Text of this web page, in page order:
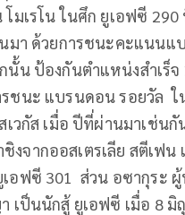
มเรโน ในศึก ยูเอฟซี 290
มา ด้วยการชนะคะแนนแ
นั้น ป้องกันตำแหน่งสำเร็จ
ชนะ แบรนดอน รอยวัล ใ
วกัส เมื่อ ปีที่ผ่านมาเช่นกั
จากออสเตรเลีย สตีเฟน
อฟซี 301 ส่วน อซากุระ ผู้
เป็นนักสู้ ยูเอฟซี เมื่อ 8 มิ